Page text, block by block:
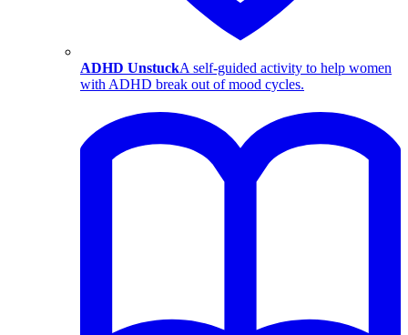
ADHD UnstuckA self-guided activity to help women
with ADHD break out of mood cycles.